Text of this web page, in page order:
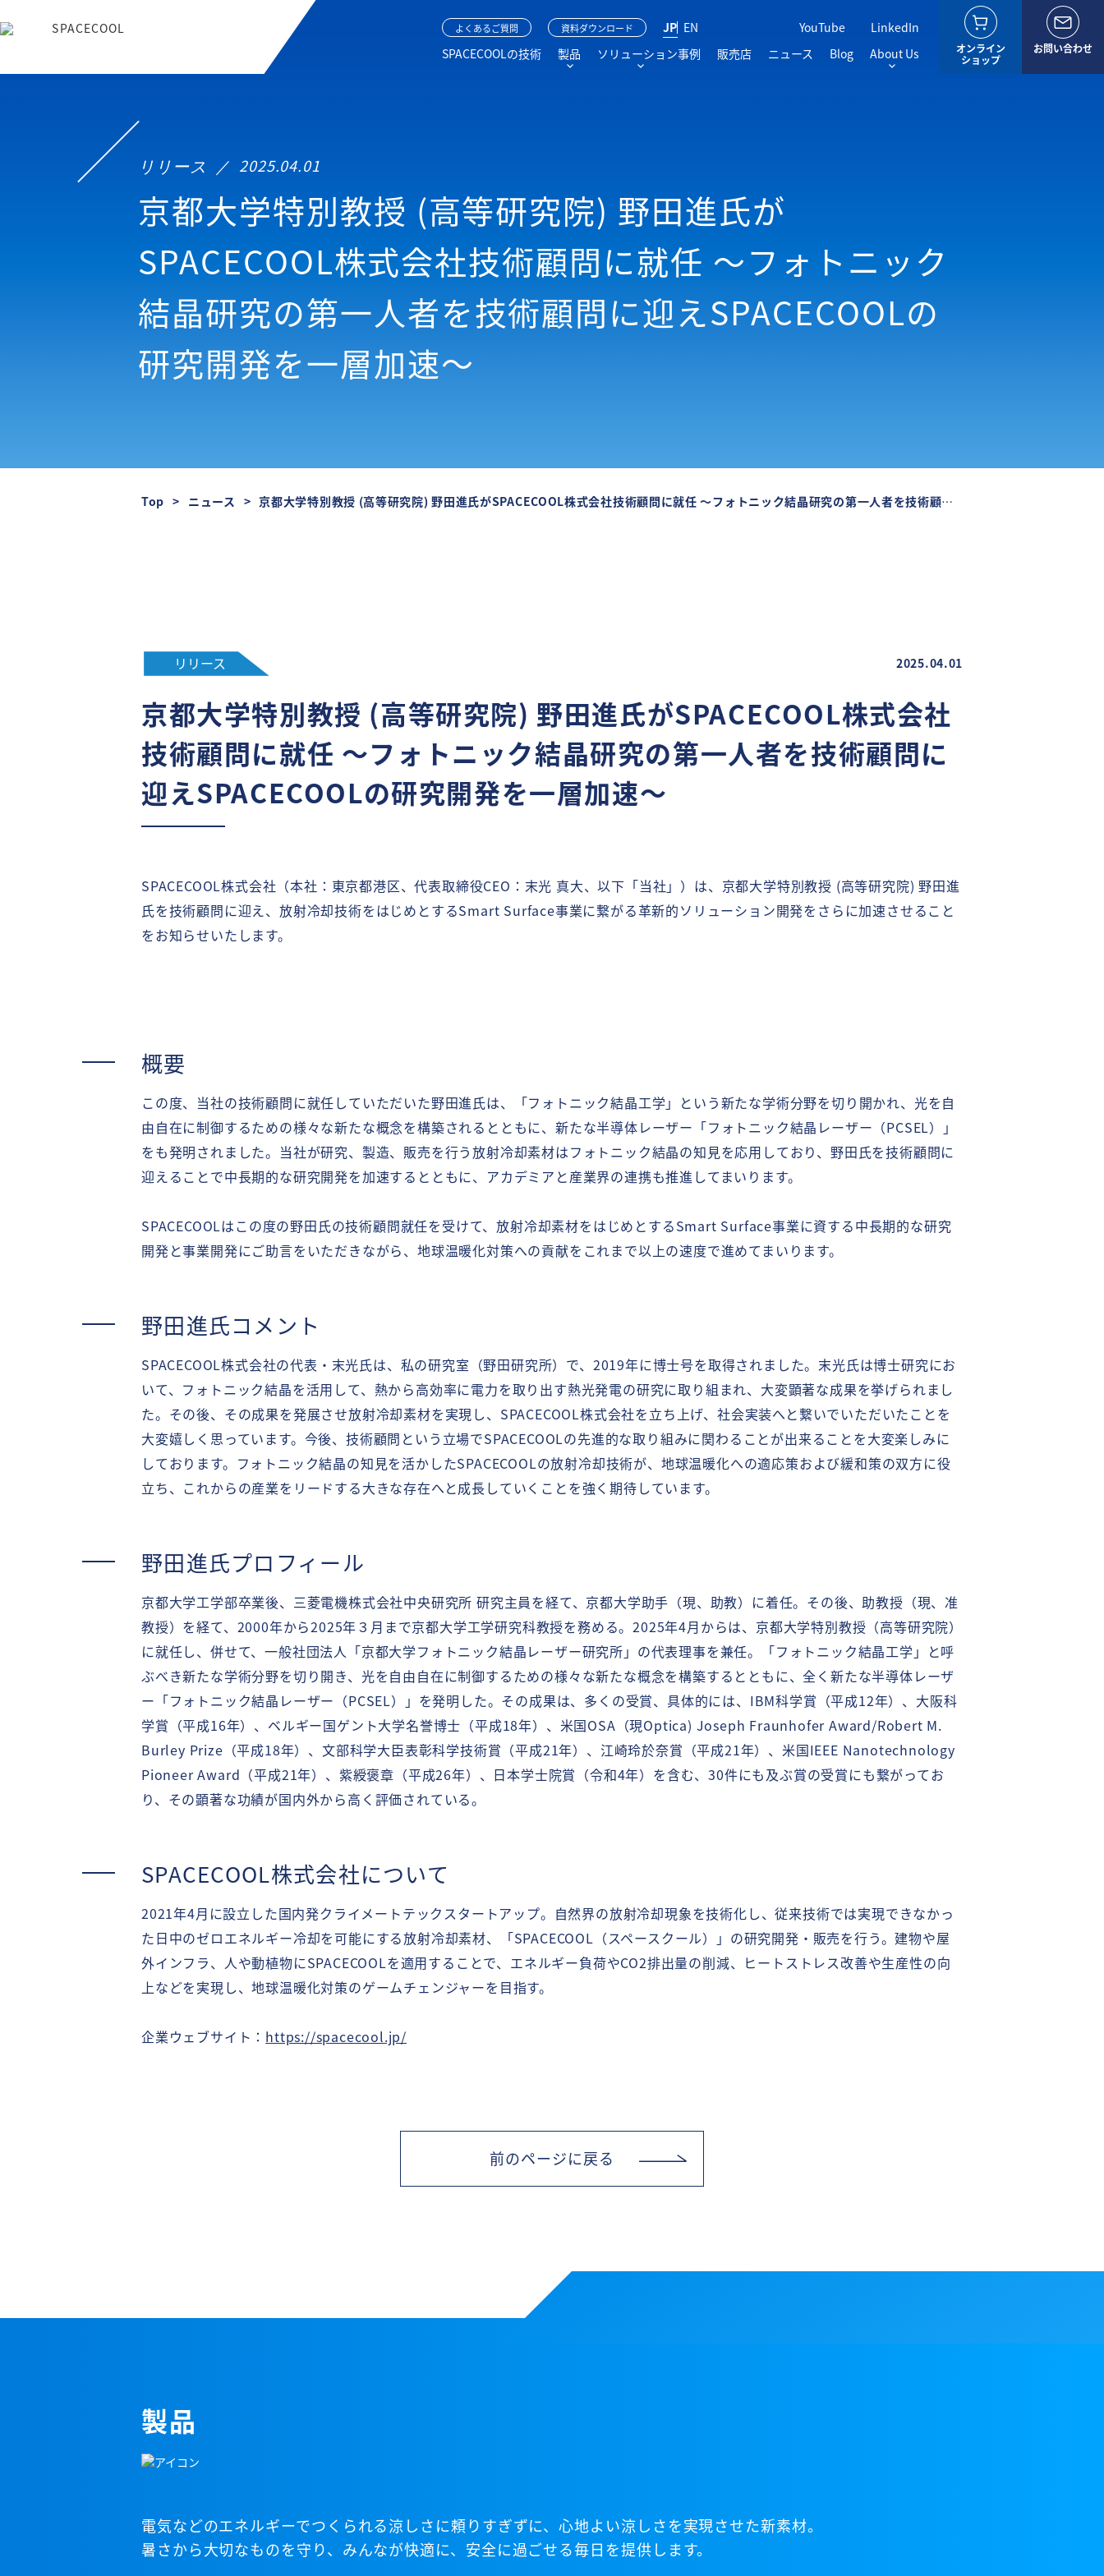
よくあるご質問 資料ダウンロード JP EN YouTube
LinkedIn
SPACECOOLの技術
製品 ソリューション事例 販売店 ニュース Blog About Us
製品トップ
SPACECOOLオリジナル
フィルム
フィルム（高耐久）
マグネットシート
端部処理剤
建設資材
イノベーションプルーフRR
SPACECOOLルーフシェード
屋外機器
COOL分電盤
ソリューション事例
屋外機器
建築物
仮設資材
企業理念
CEOメッセージ
メンバー紹介
サステナビリティ
会社概要
受賞歴
オンライン
ショップ
お問い合わせ
リリース 2025.04.01
京都大学特別教授 (高等研究院) 野田進氏が
SPACECOOL株式会社技術顧問に就任 ～フォトニック
結晶研究の第一人者を技術顧問に迎えSPACECOOLの
研究開発を一層加速～
Top ニュース 京都大学特別教授 (高等研究院) 野田進氏がSPACECOOL株式会社技術顧問に就任 ～フォトニック結晶研究の第一人者を技術顧問に迎えSPACECOOLの研究開発を一層加速～
リリース 2025.04.01
京都大学特別教授 (高等研究院) 野田進氏がSPACECOOL株式会社
技術顧問に就任 ～フォトニック結晶研究の第一人者を技術顧問に
迎えSPACECOOLの研究開発を一層加速～
SPACECOOL株式会社（本社：東京都港区、代表取締役CEO：末光 真大、以下「当社」）は、京都大学特別教授 (高等研究院) 野田進
氏を技術顧問に迎え、放射冷却技術をはじめとするSmart Surface事業に繋がる革新的ソリューション開発をさらに加速させること
をお知らせいたします。
概要
この度、当社の技術顧問に就任していただいた野田進氏は、「フォトニック結晶工学」という新たな学術分野を切り開かれ、光を自
由自在に制御するための様々な新たな概念を構築されるとともに、新たな半導体レーザー「フォトニック結晶レーザー（PCSEL）」
をも発明されました。当社が研究、製造、販売を行う放射冷却素材はフォトニック結晶の知見を応用しており、野田氏を技術顧問に
迎えることで中長期的な研究開発を加速するとともに、アカデミアと産業界の連携も推進してまいります。
SPACECOOLはこの度の野田氏の技術顧問就任を受けて、放射冷却素材をはじめとするSmart Surface事業に資する中長期的な研究
開発と事業開発にご助言をいただきながら、地球温暖化対策への貢献をこれまで以上の速度で進めてまいります。
野田進氏コメント
SPACECOOL株式会社の代表・末光氏は、私の研究室（野田研究所）で、2019年に博士号を取得されました。末光氏は博士研究にお
いて、フォトニック結晶を活用して、熱から高効率に電力を取り出す熱光発電の研究に取り組まれ、大変顕著な成果を挙げられまし
た。その後、その成果を発展させ放射冷却素材を実現し、SPACECOOL株式会社を立ち上げ、社会実装へと繋いでいただいたことを
大変嬉しく思っています。今後、技術顧問という立場でSPACECOOLの先進的な取り組みに関わることが出来ることを大変楽しみに
しております。フォトニック結晶の知見を活かしたSPACECOOLの放射冷却技術が、地球温暖化への適応策および緩和策の双方に役
立ち、これからの産業をリードする大きな存在へと成長していくことを強く期待しています。
野田進氏プロフィール
京都大学工学部卒業後、三菱電機株式会社中央研究所 研究主員を経て、京都大学助手（現、助教）に着任。 その後、助教授（現、准
教授）を経て、2000年から2025年３月まで京都大学工学研究科教授を務める。2025年4月からは、京都大学特別教授（高等研究院）
に就任し、併せて、一般社団法人「京都大学フォトニック結晶レーザー研究所」の代表理事を兼任。「フォトニック結晶工学」と呼
ぶべき新たな学術分野を切り開き、光を自由自在に制御するための様々な新たな概念を構築するとともに、全く新たな半導体レーザ
ー「フォトニック結晶レーザー（PCSEL）」を発明した。その成果は、多くの受賞、具体的には、IBM科学賞（平成12年）、大阪科
学賞（平成16年）、ベルギー国ゲント大学名誉博士（平成18年）、米国OSA（現Optica) Joseph Fraunhofer Award/Robert M.
Burley Prize（平成18年）、文部科学大臣表彰科学技術賞（平成21年）、江崎玲於奈賞（平成21年）、米国IEEE Nanotechnology
Pioneer Award（平成21年）、紫綬褒章（平成26年）、日本学士院賞（令和4年）を含む、30件にも及ぶ賞の受賞にも繋がってお
り、その顕著な功績が国内外から高く評価されている。
SPACECOOL株式会社について
2021年4月に設立した国内発クライメートテックスタートアップ。自然界の放射冷却現象を技術化し、従来技術では実現できなかっ
た日中のゼロエネルギー冷却を可能にする放射冷却素材、「SPACECOOL（スペースクール）」の研究開発・販売を行う。建物や屋
外インフラ、人や動植物にSPACECOOLを適用することで、エネルギー負荷やCO2排出量の削減、ヒートストレス改善や生産性の向
上などを実現し、地球温暖化対策のゲームチェンジャーを目指す。
企業ウェブサイト： https://spacecool.jp/
前のページに戻る
製品
電気などのエネルギーでつくられる涼しさに頼りすぎずに、心地よい涼しさを実現させた新素材。
暑さから大切なものを守り、みんなが快適に、安全に過ごせる毎日を提供します。